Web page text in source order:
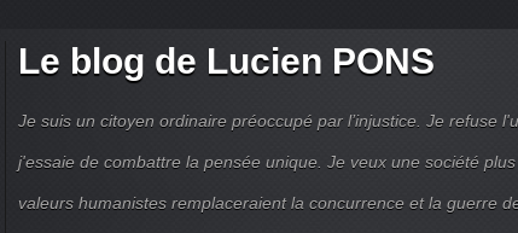
Le blog de Lucien PONS
Je suis un citoyen ordinaire préoccupé par l’injustice. Je refuse
j'essaie de combattre la pensée unique. Je veux une société
valeurs humanistes remplaceraient la concurrence et la guerre